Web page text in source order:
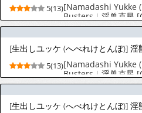
5(13)[Namadashi Yukke
Busters︱淫兽克星
5(13)[Namadashi Yukke
Busters︱淫兽克星